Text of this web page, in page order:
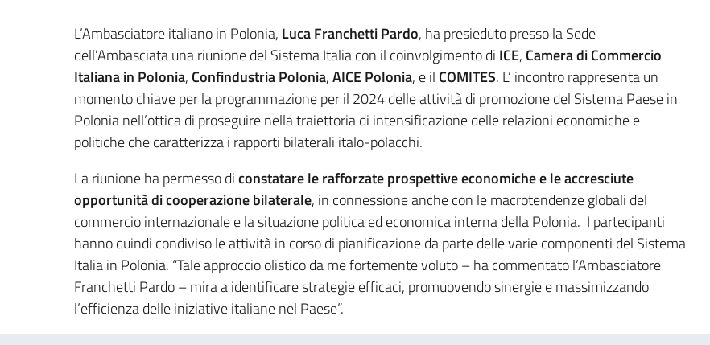
L’Ambasciatore italiano in Polonia, Luca Franchetti Pardo, ha presieduto presso la Sede
dell’Ambasciata una riunione del Sistema Italia con il coinvolgimento di ICE, Camera di Commercio
Italiana in Polonia, Confindustria Polonia,AICE Polonia, e il COMITES. L’ incontro rappresenta un
momento chiave per la programmazione per il 2024 delle attività di promozione del Sistema Paese in
Polonia nell’ottica di proseguire nella traiettoria di intensificazione delle relazioni economiche e
politiche che caratterizza i rapporti bilaterali italo-polacchi.
La riunione ha permesso diconstatare le rafforzate prospettive economiche e le accresciute
opportunità di cooperazione bilaterale, in connessione anche con le macrotendenze globali del
commercio internazionale e la situazione politica ed economica interna della Polonia. I partecipanti
hanno quindi condiviso le attività in corso di pianificazione da parte delle varie componenti del Sistema
Italia in Polonia. “Tale approccio olistico da me fortemente voluto – ha commentato l’Ambasciatore
Franchetti Pardo – mira a identificare strategie efficaci, promuovendo sinergie e massimizzando
l’efficienza delle iniziative italiane nel Paese”.